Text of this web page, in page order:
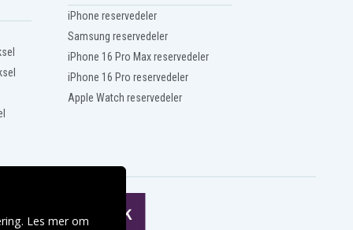
iPhone reservedeler
Samsung reservedeler
iPhone 16 Pro Max reservedeler
iPhone 16 Pro reservedeler
Apple Watch reservedeler
Les mer om